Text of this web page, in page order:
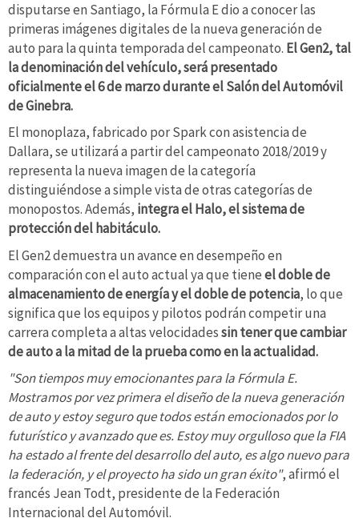
disputarse en Santiago, la Fórmula E dio a conocer las
primeras imágenes digitales de la nueva generación de
auto para la quinta temporada del campeonato. El Gen2, tal
la denominación del vehículo, será presentado
oficialmente el 6 de marzo durante el Salón del Automóvil
de Ginebra.
El monoplaza, fabricado por Spark con asistencia de
Dallara, se utilizará a partir del campeonato 2018/2019 y
representa la nueva imagen de la categoría
distinguiéndose a simple vista de otras categorías de
monopostos. Además, integra el Halo, el sistema de
protección del habitáculo.
El Gen2 demuestra un avance en desempeño en
comparación con el auto actual ya que tieneel doble de
almacenamiento de energía y el doble de potencia, lo que
significa que los equipos y pilotos podrán competir una
carrera completa a altas velocidadessin tener que cambiar
de auto a la mitad de la prueba como en la actualidad.
"Son tiempos muy emocionantes para la Fórmula E.
Mostramos por vez primera el diseño de la nueva generación
de auto y estoy seguro que todos están emocionados por lo
futurístico y avanzado que es. Estoy muy orgulloso que la FIA
ha estado al frente del desarrollo del auto, es algo nuevo para
la federación, y el proyecto ha sido un gran éxito", afirmó el
francés Jean Todt, presidente de la Federación
Internacional del Automóvil.